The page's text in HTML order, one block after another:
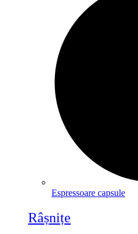
Espressoare capsule
Râșnițe